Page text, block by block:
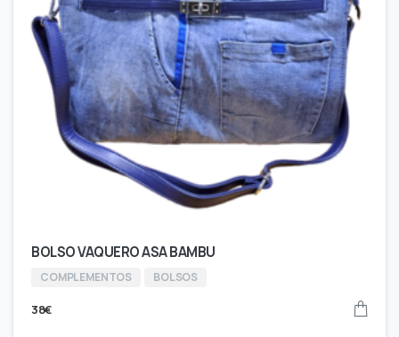
BOLSO VAQUERO ASA BAMBU
COMPLEMENTOS BOLSOS
38€